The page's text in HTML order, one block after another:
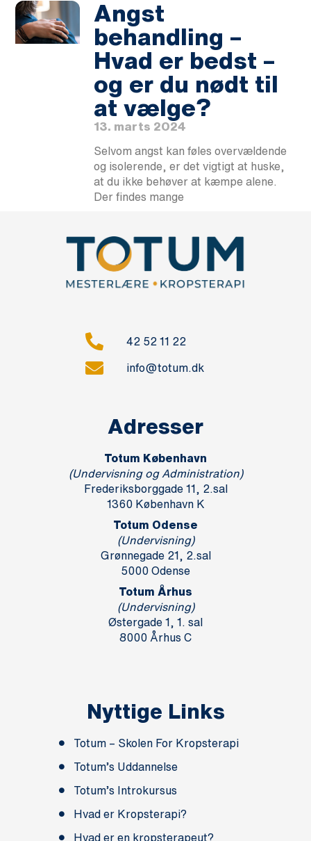
Angst
behandling –
Hvad er bedst –
og er du nødt til
at vælge?
13. marts 2024
Selvom angst kan føles overvældende
og isolerende, er det vigtigt at huske,
at du ikke behøver at kæmpe alene.
Der findes mange
42 52 11 22
info@totum.dk
Adresser
Totum København
(Undervisning og Administration)
Frederiksborggade 11, 2.sal
1360 København K
Totum Odense
(Undervisning)
Grønnegade 21, 2.sal
5000 Odense
Totum Århus
(Undervisning)
Østergade 1, 1. sal
8000 Århus C
Nyttige Links
Totum – Skolen For Kropsterapi
Totum’s Uddannelse
Totum’s Introkursus
Hvad er Kropsterapi?
Hvad er en kropsterapeut?